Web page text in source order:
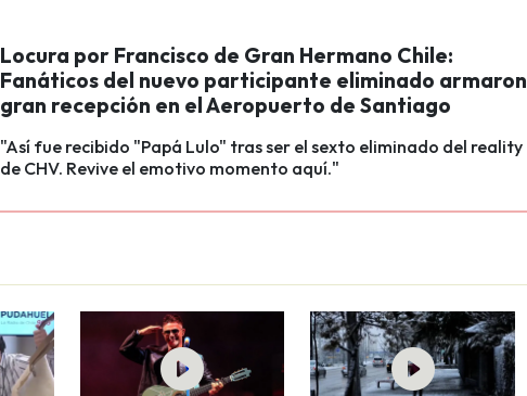
Locura por Francisco de Gran Hermano Chile:
Fanáticos del nuevo participante eliminado armaron
gran recepción en el Aeropuerto de Santiago
"Así fue recibido "Papá Lulo" tras ser el sexto eliminado del reality
de CHV. Revive el emotivo momento aquí."